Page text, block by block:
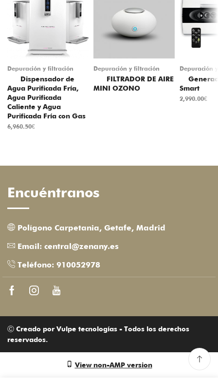
Depuración y filtración
Dispensador de
Agua Purificada Fría,
Agua Purificada
Caliente y Agua
Purificada Fría con Gas
6,960.50€
Depuración y filtración
FILTRADOR DE AIRE
MINI OZONO
Depuración
Smart
2,990.00€
Encuéntranos
Polígono Carpetania, Getafe, Madrid
Email: central@zenany.es
Teléfono: 910052978
FacebookInstagram
Ⓒ Creado por Vulpe tecnologías - Todos los derechos
reservados.
View non-AMP version